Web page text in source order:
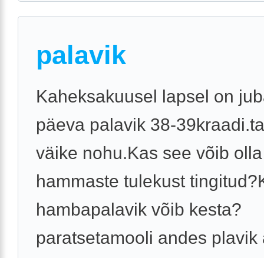
palavik
Kaheksakuusel lapsel on
päeva palavik 38-
väike nohu.Kas see võib olla
hammaste tulekust
hambapalavik võib kesta?
paratsetamooli andes plavik